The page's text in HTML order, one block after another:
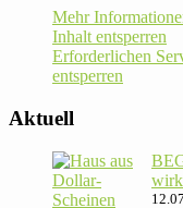
Mehr
Inhalt entsperren
Erforderlichen
entsperren
Aktuell